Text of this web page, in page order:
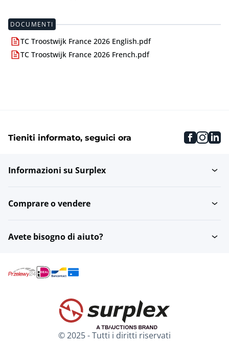
DOCUMENTI
TC Troostwijk France 2026 English.pdf
TC Troostwijk France 2026 French.pdf
Tieniti informato, seguici ora
Informazioni su Surplex
Comprare o vendere
Avete bisogno di aiuto?
© 2025 - Tutti i diritti riservati